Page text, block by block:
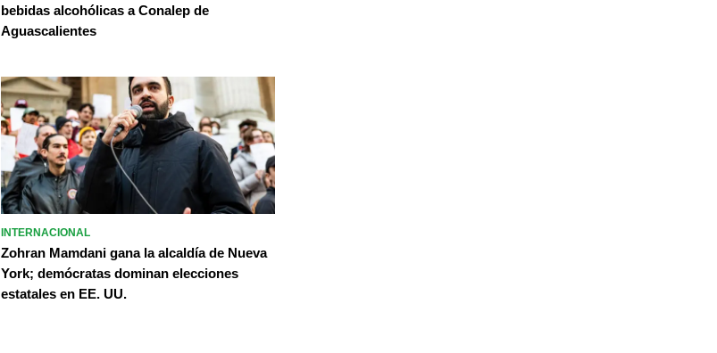
bebidas alcohólicas a Conalep de
Aguascalientes
INTERNACIONAL
Zohran Mamdani gana la alcaldía de Nueva
York; demócratas dominan elecciones
estatales en EE. UU.